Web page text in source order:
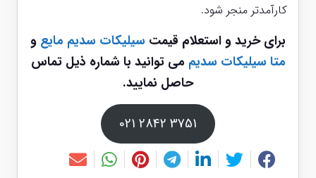
کارآمدتر منجر شود.
برای خرید و استعلام قیمت سیلیکات سدیم مایع و
متا سیلیکات سدیم می توانید با شماره ذیل تماس
حاصل نمایید.
3751 2842 021